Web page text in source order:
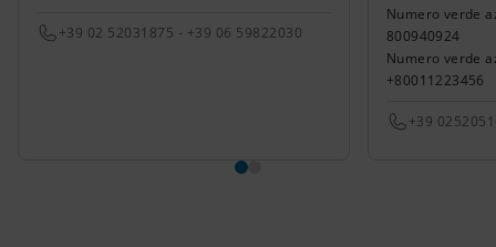
+39 02 52031875 - +39 06 59822030
Numero verde
800940924
Numero verde
+80011223456
+39